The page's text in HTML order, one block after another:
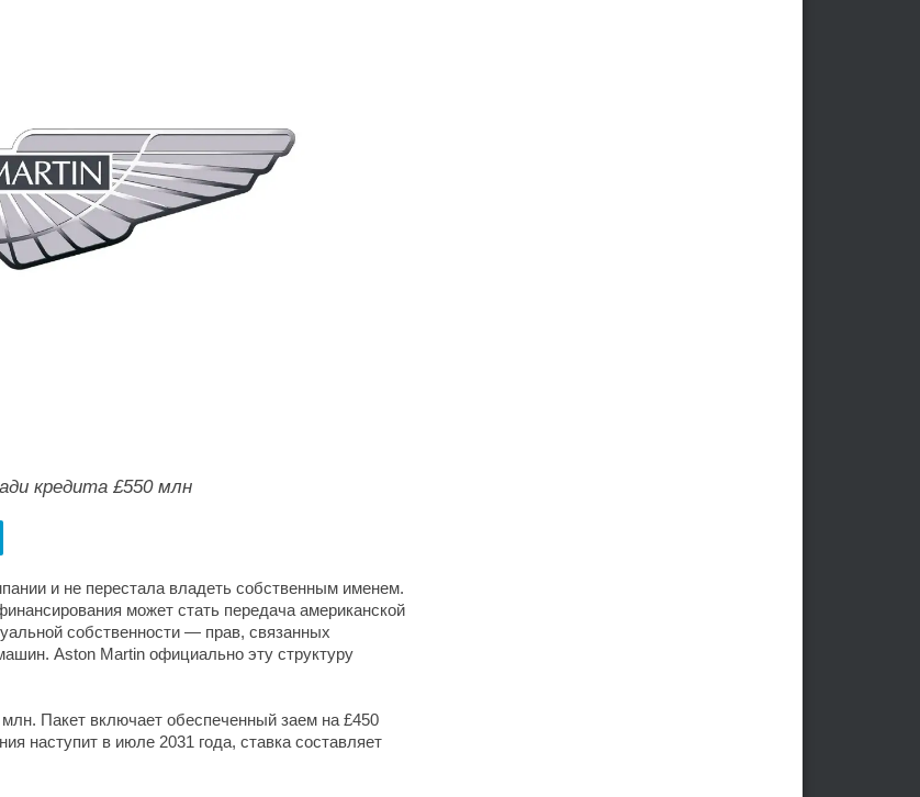
кредита £550 млн
и не перестала владеть собственным именем.
может стать передача американской
собственности — прав, связанных
Aston Martin официально эту структуру
Пакет включает обеспеченный заем на £450
наступит в июле 2031 года, ставка составляет